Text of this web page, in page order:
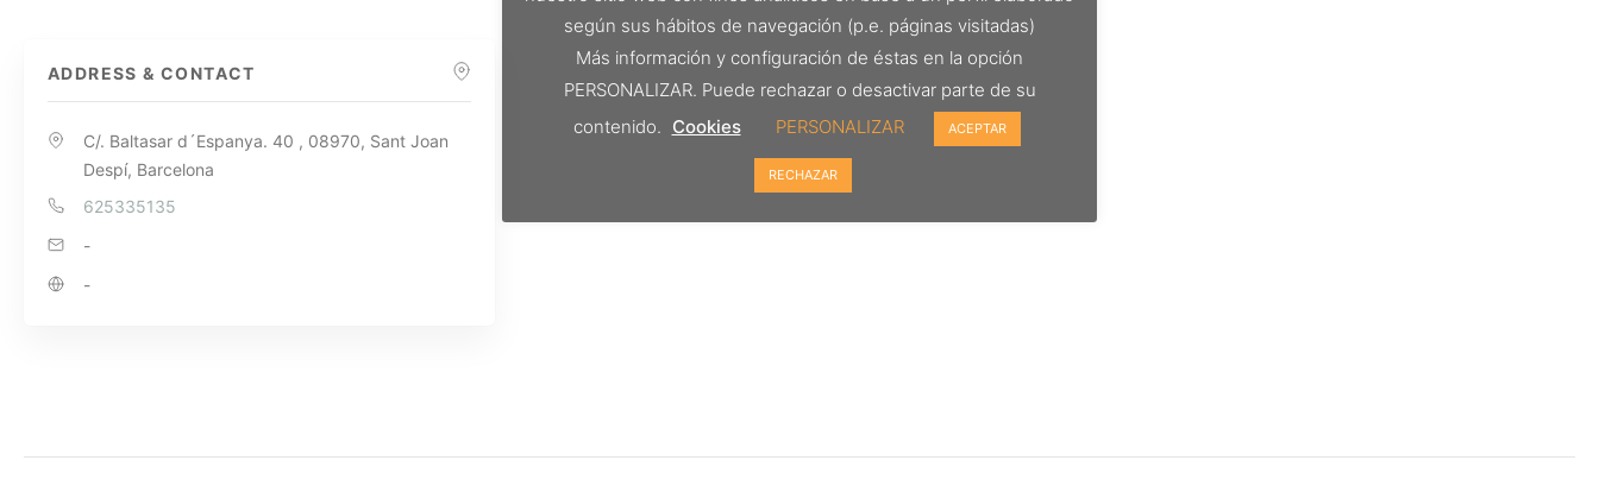
ADDRESS & CONTACT
C/. Baltasar d´Espanya. 40 , 08970, Sant Joan
Despí, Barcelona
625335135
-
-
según sus hábitos de navegación (p.e. páginas visitadas)
Más información y configuración de éstas en la opción
PERSONALIZAR. Puede rechazar o desactivar parte de su
contenido. Cookies PERSONALIZAR ACEPTAR
RECHAZAR